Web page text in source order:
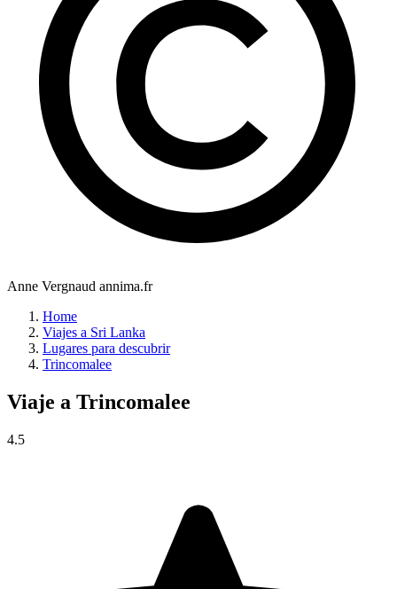
Anne Vergnaud annima.fr
Home
Viajes a Sri Lanka
Lugares para descubrir
Trincomalee
Viaje a Trincomalee
4.5